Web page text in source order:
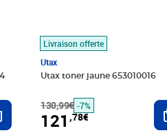
Ajouter au panier
Livraison offerte
Utax
Utax toner jaune 653010016
130,99€ -7%
121,78€